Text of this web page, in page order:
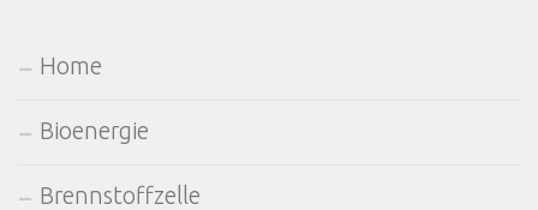
Home
Bioenergie
Brennstoffzelle